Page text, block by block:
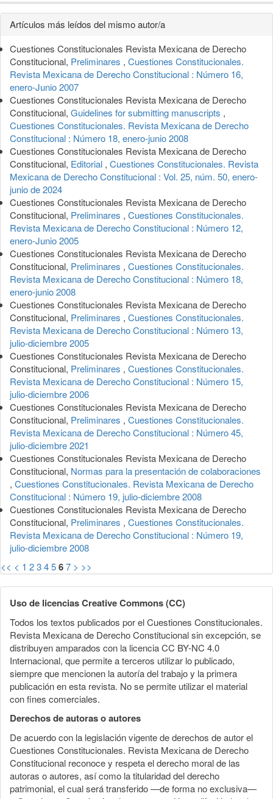
Detalles
del
artículo
Artículos más leídos del mismo autor/a
Cuestiones Constitucionales Revista Mexicana de Derecho
Constitucional, Preliminares , Cuestiones Constitucionales.
Revista Mexicana de Derecho Constitucional : Número 16,
enero-Junio 2007
Cuestiones Constitucionales Revista Mexicana de Derecho
Constitucional, Guidelines for submitting manuscripts ,
Cuestiones Constitucionales. Revista Mexicana de Derecho
Constitucional : Número 18, enero-junio 2008
Cuestiones Constitucionales Revista Mexicana de Derecho
Constitucional, Editorial , Cuestiones Constitucionales. Revista
Mexicana de Derecho Constitucional : Vol. 25, núm. 50, enero-
junio de 2024
Cuestiones Constitucionales Revista Mexicana de Derecho
Constitucional, Preliminares , Cuestiones Constitucionales.
Revista Mexicana de Derecho Constitucional : Número 12,
enero-Junio 2005
Cuestiones Constitucionales Revista Mexicana de Derecho
Constitucional, Preliminares , Cuestiones Constitucionales.
Revista Mexicana de Derecho Constitucional : Número 18,
enero-junio 2008
Cuestiones Constitucionales Revista Mexicana de Derecho
Constitucional, Preliminares , Cuestiones Constitucionales.
Revista Mexicana de Derecho Constitucional : Número 13,
julio-diciembre 2005
Cuestiones Constitucionales Revista Mexicana de Derecho
Constitucional, Preliminares , Cuestiones Constitucionales.
Revista Mexicana de Derecho Constitucional : Número 15,
julio-diciembre 2006
Cuestiones Constitucionales Revista Mexicana de Derecho
Constitucional, Preliminares , Cuestiones Constitucionales.
Revista Mexicana de Derecho Constitucional : Número 45,
julio-diciembre 2021
Cuestiones Constitucionales Revista Mexicana de Derecho
Constitucional, Normas para la presentación de colaboraciones
, Cuestiones Constitucionales. Revista Mexicana de Derecho
Constitucional : Número 19, julio-diciembre 2008
Cuestiones Constitucionales Revista Mexicana de Derecho
Constitucional, Preliminares , Cuestiones Constitucionales.
Revista Mexicana de Derecho Constitucional : Número 19,
julio-diciembre 2008
<< < 1 234567 > >>
Uso de licencias Creative Commons (CC)
Todos los textos publicados por el Cuestiones Constitucionales.
Revista Mexicana de Derecho Constitucional sin excepción, se
distribuyen amparados con la licencia CC BY-NC 4.0
Internacional, que permite a terceros utilizar lo publicado,
siempre que mencionen la autoría del trabajo y la primera
publicación en esta revista. No se permite utilizar el material
con fines comerciales.
Derechos de autoras o autores
De acuerdo con la legislación vigente de derechos de autor el
Cuestiones Constitucionales. Revista Mexicana de Derecho
Constitucional reconoce y respeta el derecho moral de las
autoras o autores, así como la titularidad del derecho
patrimonial, el cual será transferido —de forma no exclusiva—